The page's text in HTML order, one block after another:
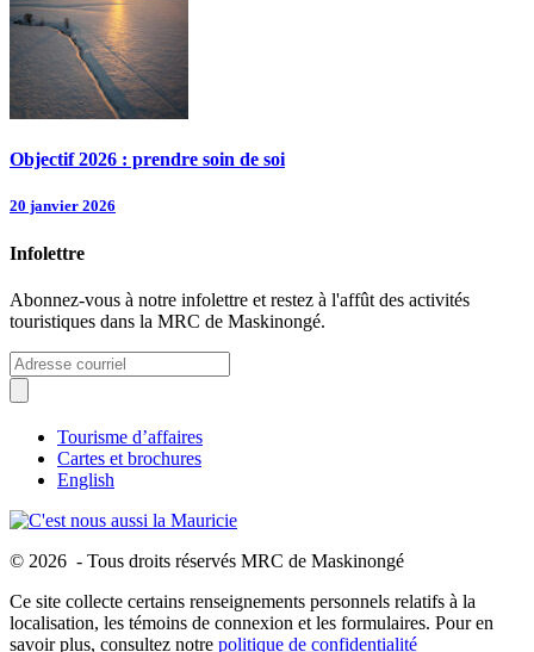
Objectif 2026 : prendre soin de soi
20 janvier 2026
Infolettre
Abonnez-vous à notre infolettre et restez à l'affût des activités
touristiques dans la MRC de Maskinongé.
Tourisme d’affaires
Cartes et brochures
English
© 2026 - Tous droits réservés MRC de Maskinongé
Ce site collecte certains renseignements personnels relatifs à la
localisation, les témoins de connexion et les formulaires. Pour en
savoir plus, consultez notre politique de confidentialité